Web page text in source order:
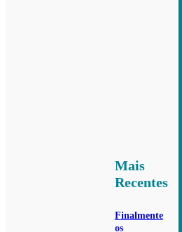
Mais
Recentes
Finalmente
os